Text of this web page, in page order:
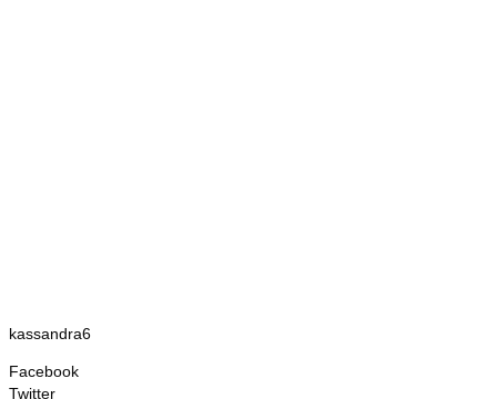
kassandra6
Facebook
Twitter